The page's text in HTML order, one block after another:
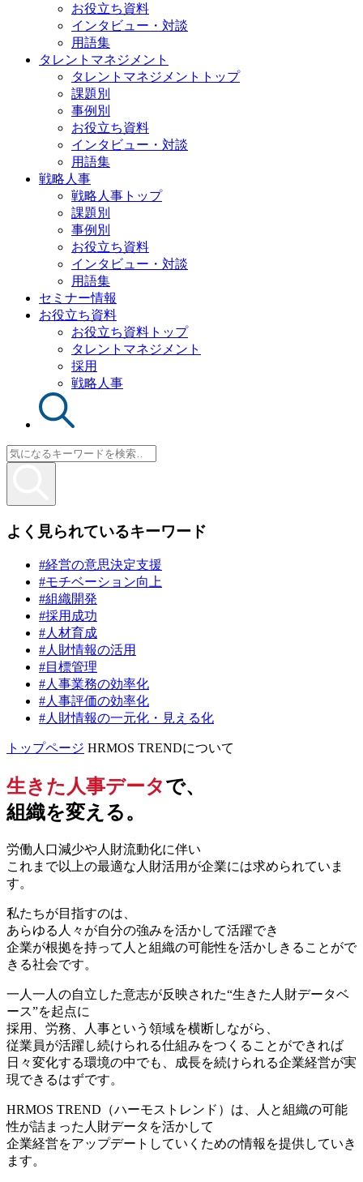
お役立ち資料
インタビュー・対談
用語集
タレントマネジメント
タレントマネジメントトップ
課題別
事例別
お役立ち資料
インタビュー・対談
用語集
戦略人事
戦略人事トップ
課題別
事例別
お役立ち資料
インタビュー・対談
用語集
セミナー情報
お役立ち資料
お役立ち資料トップ
タレントマネジメント
採用
戦略人事
よく見られているキーワード
#経営の意思決定支援
#モチベーション向上
#組織開発
#採用成功
#人材育成
#人財情報の活用
#目標管理
#人事業務の効率化
#人事評価の効率化
#人財情報の一元化・見える化
トップページ HRMOS TRENDについて
生きた人事データで、
組織を変える。
労働人口減少や人財流動化に伴い
これまで以上の最適な人財活用が企業には求められていま
す。
私たちが目指すのは、
あらゆる人々が自分の強みを活かして活躍でき
企業が根拠を持って人と組織の可能性を活かしきることがで
きる社会です。
一人一人の自立した意志が反映された“生きた人財データベ
ース”を起点に
採用、労務、人事という領域を横断しながら、
従業員が活躍し続けられる仕組みをつくることができれば
日々変化する環境の中でも、成長を続けられる企業経営が実
現できるはずです。
HRMOS TREND（ハーモストレンド）は、人と組織の可能
性が詰まった人財データを活かして
企業経営をアップデートしていくための情報を提供していき
ます。